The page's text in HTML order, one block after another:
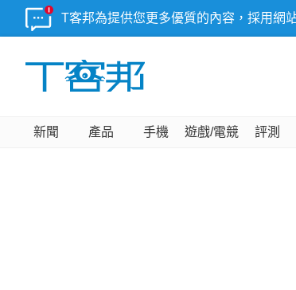
T客邦為提供您更多優質的內容，採用網
新聞 產品 手機 遊戲/電競 評測